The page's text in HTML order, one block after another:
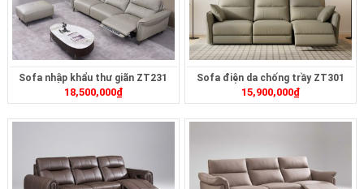
Sofa nhập khẩu thư giãn ZT231
18,500,000₫
Sofa điện da chống trầy ZT301
15,900,000₫